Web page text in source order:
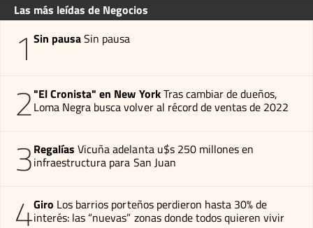
Las más leídas de Negocios
1 Sin pausaSin pausa
2"El Cronista" en New YorkTras cambiar de dueños,
Loma Negra busca volver al récord de ventas de 2022
3Regalías Vicuña adelanta u$s 250 millones en
infraestructura para San Juan
4Giro Los barrios porteños perdieron hasta 30% de
interés: las “nuevas” zonas donde todos quieren vivir